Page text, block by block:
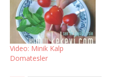
Video: Minik Kalp
Domatesler